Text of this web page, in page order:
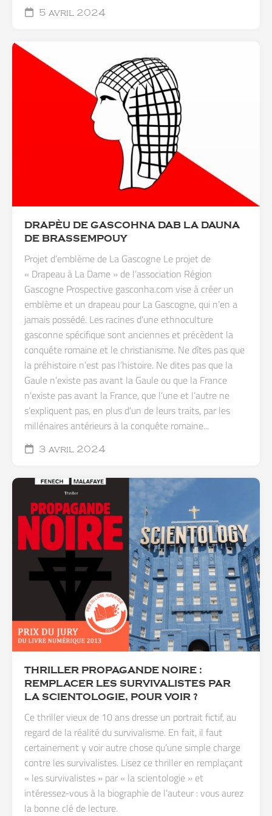
5 avril 2024
DRAPÈU DE GASCOHNA DAB LA DAUNA
DE BRASSEMPOUY
Projet d’emblème de La Gascogne Le projet de
« Drapeau à La Dame » de l’association Région
Gascogne Prospective gasconha.com vise à créer un
emblème et un drapeau pour La Gascogne, qui n’en a
jamais possédé. Les racines d’une ethnoculture
gasconne spécifique sont anciennes et précèdent la
conquête romaine et le christianisme. Ne dîtes pas que
la préhistoire n’est pas l’histoire. Ne dites pas que la
Gaule n’existe pas avant la Gaule ou que la France
n’existe pas avant la France, que l’une et l’autre ne
s’expliquent pas, en plus d’un de leurs traits, par les
millénaires antérieurs à la conquête romaine...
3 avril 2024
THRILLER PROPAGANDE NOIRE :
REMPLACER LES SURVIVALISTES PAR
LA SCIENTOLOGIE, POUR VOIR ?
Ce thriller vieux de 10 ans dresse un portrait fictif, au
regard de la réalité du survivalisme. En fait, il faut
certainement y voir autre chose qu’une simple charge
contre les survivalistes. Lisez ce thriller en remplaçant
« les survivalistes » par « la scientologie » et
intéressez-vous à la biographie de l’auteur : vous aurez
la bonne clé de lecture.